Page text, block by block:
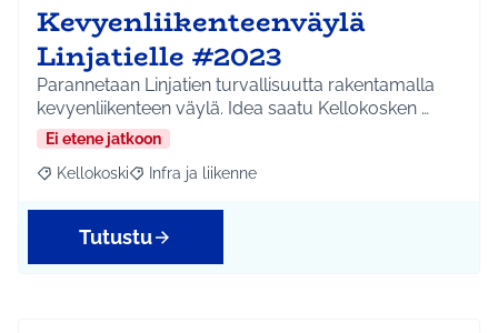
Kevyenliikenteenväylä
Linjatielle #2023
Parannetaan Linjatien turvallisuutta rakentamalla
kevyenliikenteen väylä. Idea saatu Kellokosken …
Ei etene jatkoon
Rajaa tulokset aihepiirin mukaan: Kellokoski
Kellokoski Rajaa tulokset teeman mukaan: Infra ja liikenne
Infra ja liikenne
Tutustu